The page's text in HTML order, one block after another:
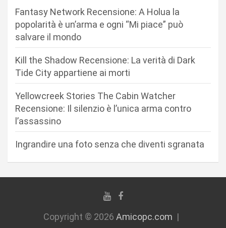
Fantasy Network Recensione: A Holua la
popolarità è un’arma e ogni “Mi piace” può
salvare il mondo
Kill the Shadow Recensione: La verità di Dark
Tide City appartiene ai morti
Yellowcreek Stories The Cabin Watcher
Recensione: Il silenzio è l’unica arma contro
l’assassino
Ingrandire una foto senza che diventi sgranata
Copyright © 2026 Amicopc.com